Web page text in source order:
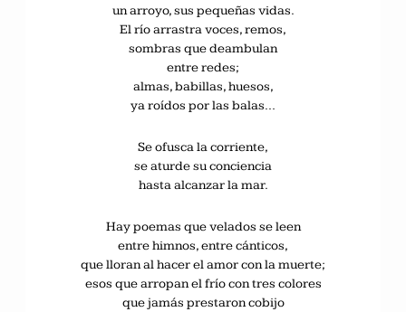
un arroyo, sus pequeñas vidas.
El río arrastra voces, remos,
sombras que deambulan
entre redes;
almas, babillas, huesos,
ya roídos por las balas…
Se ofusca la corriente,
se aturde su conciencia
hasta alcanzar la mar.
Hay poemas que velados se leen
entre himnos, entre cánticos,
que lloran al hacer el amor con la muerte;
esos que arropan el frío con tres colores
que jamás prestaron cobijo